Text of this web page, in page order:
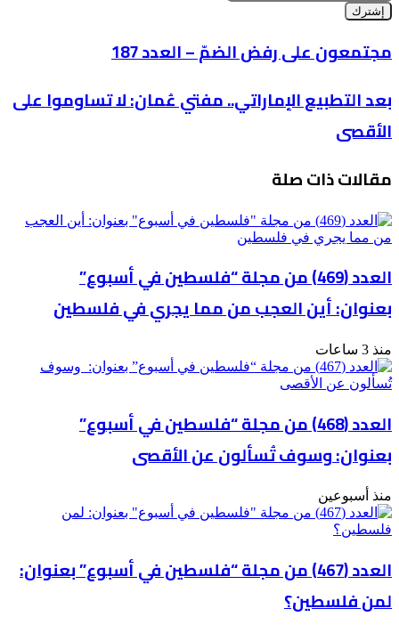
بريدك
الإلكتروني
مجتمعون
على
الضمّ
–
العدد
187
مجتمعون على رفض الضمّ – العدد 187
التطبيع
الإماراتي..
مفتي
لا
على
الأقصى
بعد التطبيع الإماراتي.. مفتي عُمان: لا تساوموا على
الأقصى
مقالات ذات صلة
العدد (469) من مجلة “فلسطين في أسبوع”
بعنوان: أين العجب من مما يجري في فلسطين
منذ 3 ساعات
العدد (468) من مجلة “فلسطين في أسبوع”
بعنوان: وسوف تُسألون عن الأقصى
منذ أسبوعين
العدد (467) من مجلة “فلسطين في أسبوع” بعنوان:
لمن فلسطين؟